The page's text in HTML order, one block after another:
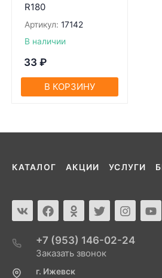
R180
Артикул: 17142
В наличии
33 ₽
В КОРЗИНУ
КАТАЛОГ АКЦИИ УСЛУГИ
+7 (953) 146-02-24
Заказать звонок
г. Ижевск